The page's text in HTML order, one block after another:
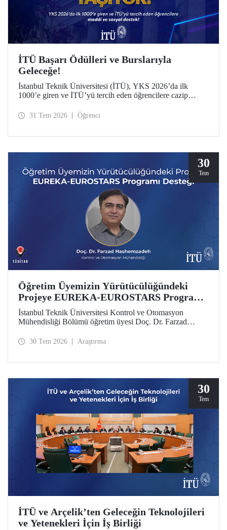
İTÜ Başarı Ödülleri ve Burslarıyla
Geleceğe!
İstanbul Teknik Üniversitesi (İTÜ), YKS 2026’da ilk
1000’e giren ve İTÜ’yü tercih eden öğrencilere cazip
31 Tem 2026 Öğrenci
30
Tem
Öğretim Üyemizin Yürütücülüğündeki
Projeye EUREKA-EUROSTARS Programı
Desteği
İstanbul Teknik Üniversitesi Kontrol ve Otomasyon
Mühendisliği Bölümü öğretim üyesi Doç. Dr. Farzad
Driven Resilient Power Systems: Revolutionizing Energy
30 Tem 2026 Araştırma
30
Tem
İTÜ ve Arçelik’ten Geleceğin Teknolojileri
ve Yetenekleri İçin İş Birliği